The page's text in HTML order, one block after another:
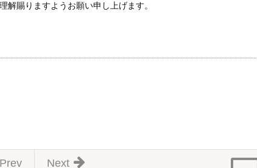
解賜りますようお願い申し上げます。
Next
Prev